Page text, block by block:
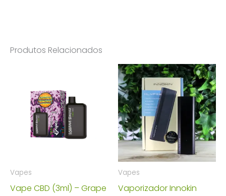
Produtos Relacionados
Vapes
Vape CBD (3ml) – Grape
Vapes
Vaporizador Innokin